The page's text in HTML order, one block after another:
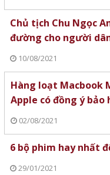
Chủ tịch Chu Ngọc
đường cho người
10/08/2021
Hàng loạt Macbook
Apple có đồng ý bảo
02/08/2021
6 bộ phim hay nhất
29/01/2021